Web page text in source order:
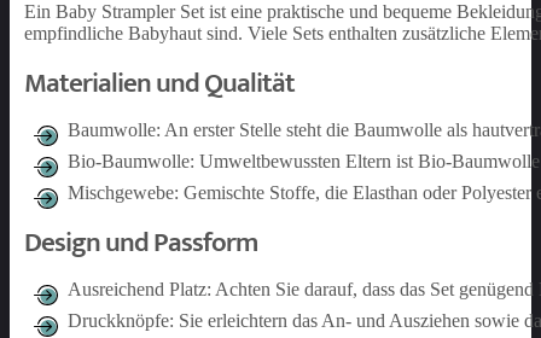
Ein Baby Strampler Set ist eine praktische und bequeme
empfindliche Babyhaut sind. Viele Sets enthalten zusätzliche
Materialien und Qualität
Baumwolle: An erster Stelle steht die Baumwolle als
Bio-Baumwolle: Umweltbewussten Eltern ist Bio-
Mischgewebe: Gemischte Stoffe, die Elasthan oder
Design und Passform
Ausreichend Platz: Achten Sie darauf, dass das Set
Druckknöpfe: Sie erleichtern das An- und Ausziehen sowie